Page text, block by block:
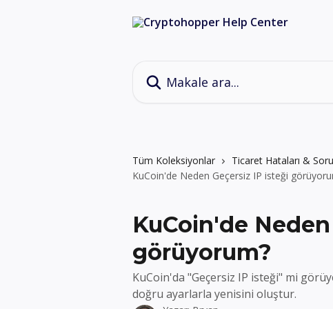
Tüm Koleksiyonlar
Ticaret Hataları &
KuCoin'de Neden Geçersiz IP isteği
KuCoin'de
görüyorum?
KuCoin'da "Geçersiz IP isteği" mi
doğru ayarlarla yenisini oluştur.